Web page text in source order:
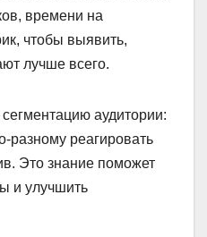
времени на
чтобы выявить,
лучше всего.
аудитории:
разному реагировать
Это знание поможет
и улучшить